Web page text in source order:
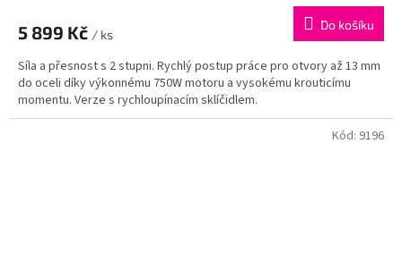
5 899 Kč / ks
Do košíku
Síla a přesnost s 2 stupni. Rychlý postup práce pro otvory až 13 mm
do oceli díky výkonnému 750W motoru a vysokému krouticímu
momentu. Verze s rychloupínacím sklíčidlem.
Kód: 9196